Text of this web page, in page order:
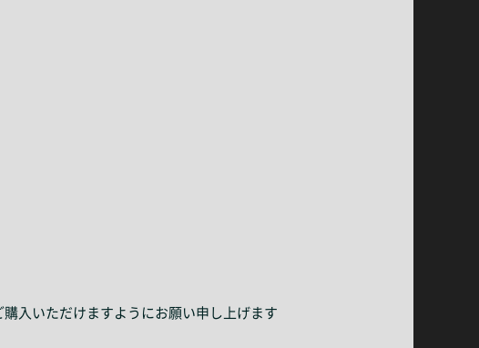
入いただけますようにお願い申し上げます